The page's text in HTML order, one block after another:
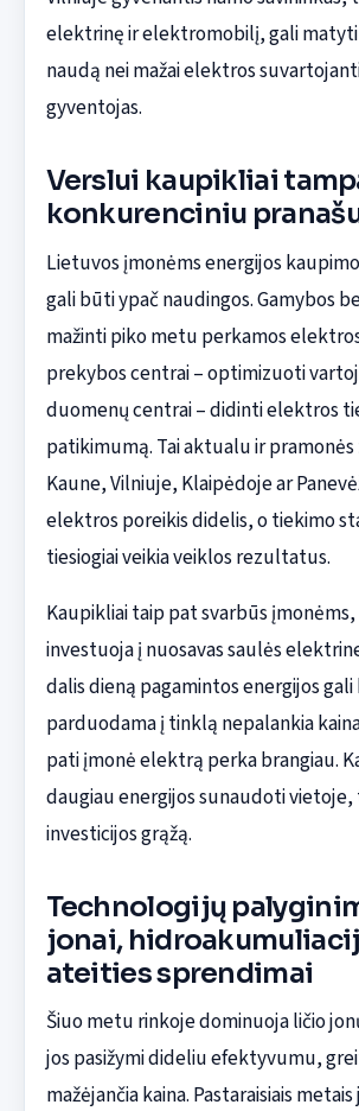
elektrinę ir elektromobilį, gali
naudą nei mažai elektros
gyventojas.
Verslui kaupikliai
konkurenciniu
Lietuvos įmonėms energijos
gali būti ypač naudingos. Gamybos
mažinti piko metu perkamos
prekybos centrai – optimizuoti
duomenų centrai – didinti elektros
patikimumą. Tai aktualu ir pramonės
Kaune, Vilniuje, Klaipėdoje ar
elektros poreikis didelis, o tiekimo
tiesiogiai veikia veiklos rezultatus.
Kaupikliai taip pat svarbūs
investuoja į nuosavas saulės
dalis dieną pagamintos energijos
parduodama į tinklą nepalankia
pati įmonė elektrą perka brangiau.
daugiau energijos sunaudoti
investicijos grąžą.
Technologijų
jonai,
ateities sprendimai
Šiuo metu rinkoje dominuoja ličio
jos pasižymi dideliu efektyvumu,
mažėjančia kaina. Pastaraisiais